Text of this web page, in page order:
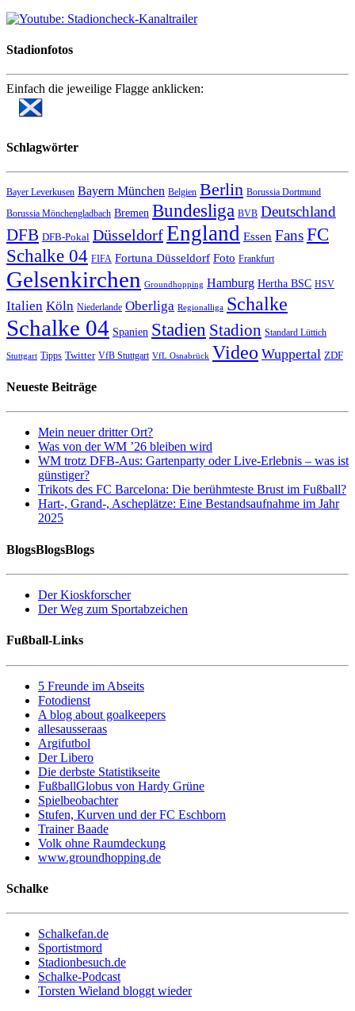
Stadionfotos
Einfach die jeweilige Flagge anklicken:
Schlagwörter
Bayer Leverkusen Bayern München Belgien Berlin Borussia Dortmund
Borussia Mönchengladbach Bremen Bundesliga BVB Deutschland
DFB DFB-Pokal DüsseldorfEngland Essen FansFC
Schalke 04 FIFA Fortuna Düsseldorf Foto Frankfurt
Gelsenkirchen Groundhopping Hamburg Hertha BSC HSV
Italien Köln Niederlande Oberliga Regionalliga Schalke
Schalke 04 Spanien Stadien Stadion Standard Lüttich
Stuttgart Tipps Twitter VfB Stuttgart VfL Osnabrück Video Wuppertal ZDF
Neueste Beiträge
Mein neuer dritter Ort?
Was von der WM ’26 bleiben wird
WM trotz DFB-Aus: Gartenparty oder Live-Erlebnis – was ist
günstiger?
Trikots des FC Barcelona: Die berühmteste Brust im Fußball?
Hart-, Grand-, Ascheplätze: Eine Bestandsaufnahme im Jahr
2025
BlogsBlogsBlogs
Der Kioskforscher
Der Weg zum Sportabzeichen
Fußball-Links
5 Freunde im Abseits
Fotodienst
A blog about goalkeepers
allesausseraas
Argifutbol
Der Libero
Die derbste Statistikseite
FußballGlobus von Hardy Grüne
Spielbeobachter
Stufen, Kurven und der FC Eschborn
Trainer Baade
Volk ohne Raumdeckung
www.groundhopping.de
Schalke
Schalkefan.de
Sportistmord
Stadionbesuch.de
Schalke-Podcast
Torsten Wieland bloggt wieder